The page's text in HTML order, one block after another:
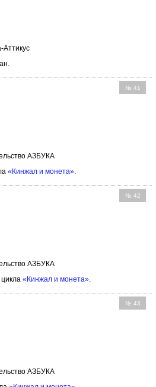
Аттикус
№ 41
АЗБУКА
«Кинжал и монета».
№ 42
АЗБУКА
«Кинжал и монета».
№ 43
АЗБУКА